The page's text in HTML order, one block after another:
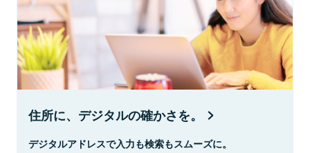
住所に、デジタルの確かさを。
デジタルアドレスで入力も検索もスムーズに。